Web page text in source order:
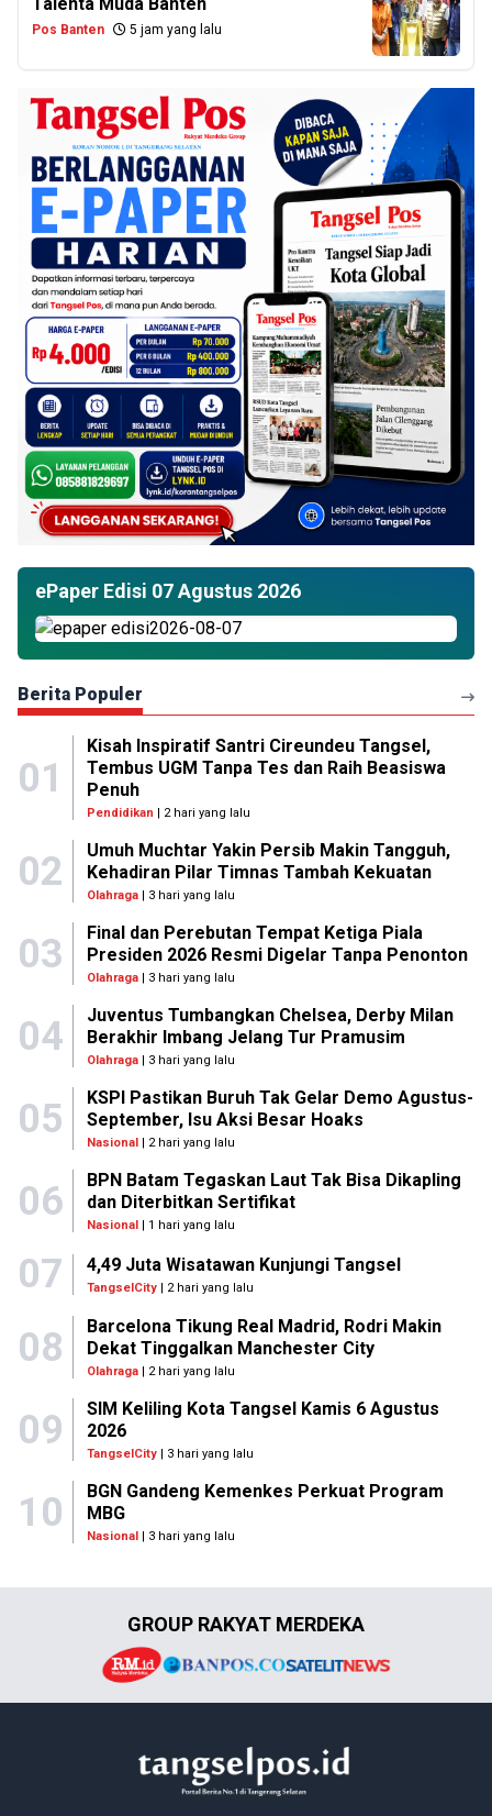
Pos Banten 5 jam yang lalu
ePaper Edisi 07 Agustus 2026
Berita Populer
01
Kisah Inspiratif Santri Cireundeu Tangsel,
Tembus UGM Tanpa Tes dan Raih Beasiswa
Penuh
Pendidikan | 2 hari yang lalu
02
Umuh Muchtar Yakin Persib Makin Tangguh,
Kehadiran Pilar Timnas Tambah Kekuatan
Olahraga| 3 hari yang lalu
03
Final dan Perebutan Tempat Ketiga Piala
Presiden 2026 Resmi Digelar Tanpa Penonton
Olahraga| 3 hari yang lalu
04
Juventus Tumbangkan Chelsea, Derby Milan
Berakhir Imbang Jelang Tur Pramusim
Olahraga| 3 hari yang lalu
05
KSPI Pastikan Buruh Tak Gelar Demo Agustus-
September, Isu Aksi Besar Hoaks
Nasional| 2 hari yang lalu
06
BPN Batam Tegaskan Laut Tak Bisa Dikapling
dan Diterbitkan Sertifikat
Nasional| 1 hari yang lalu
07 4,49 Juta Wisatawan Kunjungi Tangsel
TangselCity | 2 hari yang lalu
08
Barcelona Tikung Real Madrid, Rodri Makin
Dekat Tinggalkan Manchester City
Olahraga| 2 hari yang lalu
09
SIM Keliling Kota Tangsel Kamis 6 Agustus
2026
TangselCity| 3 hari yang lalu
10
BGN Gandeng Kemenkes Perkuat Program
MBG
Nasional| 3 hari yang lalu
GROUP RAKYAT MERDEKA